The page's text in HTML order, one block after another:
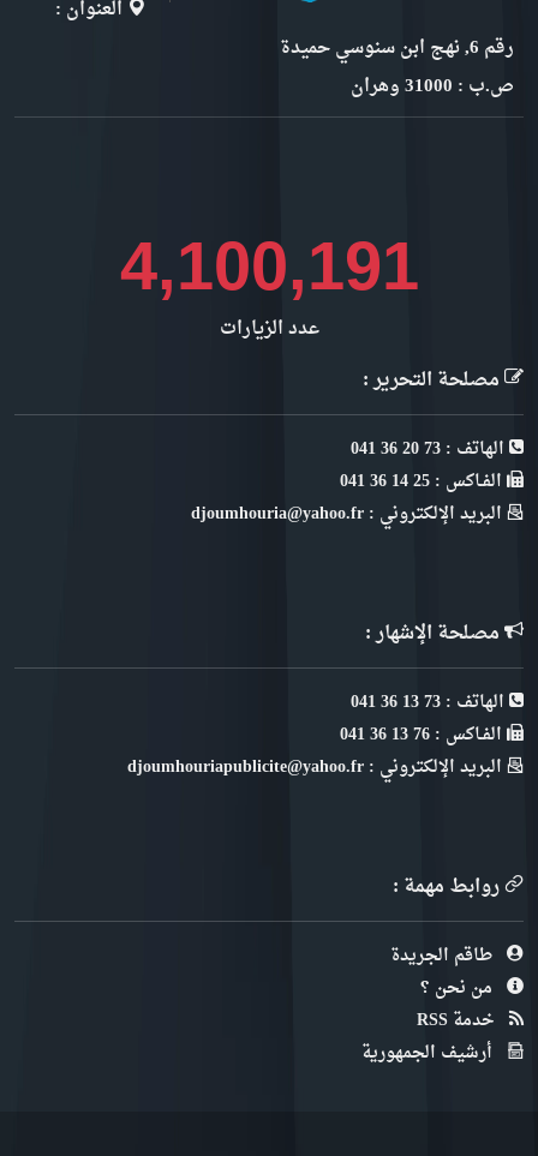
العنوان :
رقم 6, نهج ابن سنوسي حميدة
ص.ب : 31000 وهران
4,472,932
عدد الزيارات
مصلحة التحرير :
الهاتف : 73 20 36 041
الفـاكس : 25 14 36 041
البريد الإلكتروني : djoumhouria@yahoo.fr
مصلحة الإشهار :
الهاتف : 73 13 36 041
الفـاكس : 76 13 36 041
البريد الإلكتروني : djoumhouriapublicite@yahoo.fr
روابط مهمة :
طاقم الجريدة
من نحن ؟
خدمة RSS
أرشيف الجمهورية